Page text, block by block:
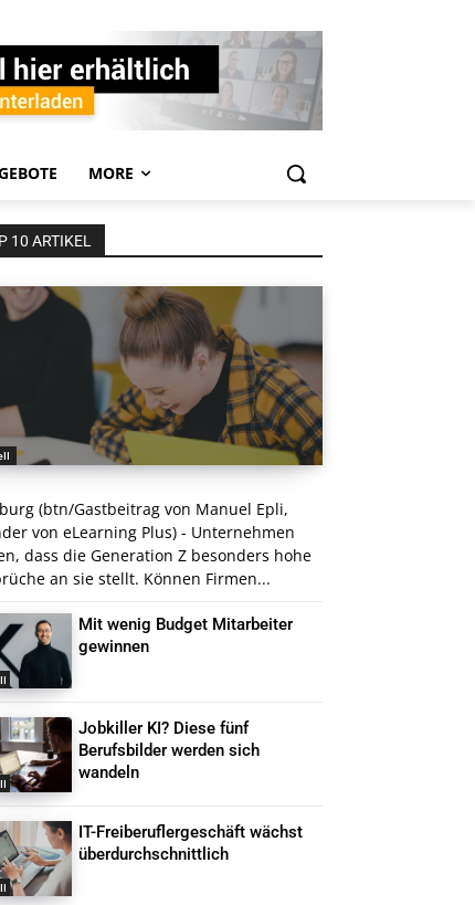
MORE
10 ARTIKEL
(btn/Gastbeitrag von Manuel Epli,
von eLearning Plus) - Unternehmen
dass die Generation Z besonders hohe
an sie stellt. Können Firmen...
Mit wenig Budget Mitarbeiter
gewinnen
Jobkiller KI? Diese fünf
Berufsbilder werden sich
wandeln
IT-Freiberuflergeschäft wächst
überdurchschnittlich